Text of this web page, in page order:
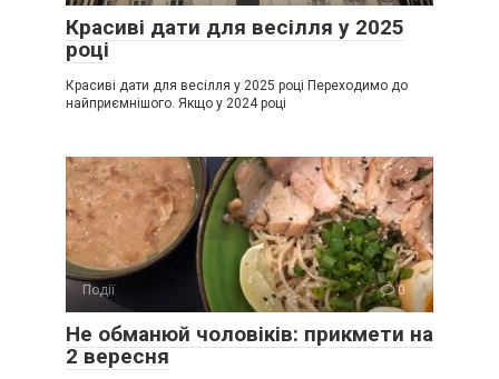
Красиві дати для весілля у 2025
році
Красиві дати для весілля у 2025 році Переходимо до
найприємнішого. Якщо у 2024 році
Події 0
Не обманюй чоловіків: прикмети на
2 вересня